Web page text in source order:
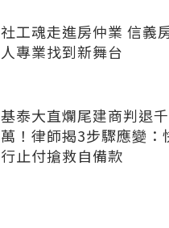
社工魂走進房仲業 信義
人專業找到新舞台
基泰大直爛尾建商判退
萬！律師揭3步驟應變：
行止付搶救自備款